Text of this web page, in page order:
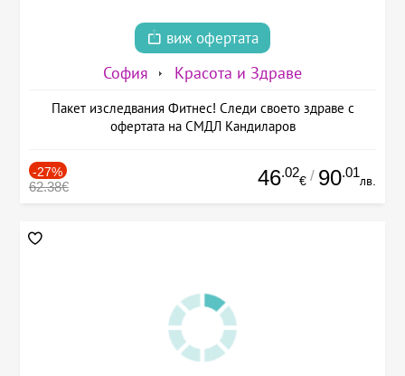
виж офертата
София Красота и Здраве
Пакет изследвания Фитнес! Следи своето здраве с
офертата на СМДЛ Кандиларов
-27%
62.38€ 46.02
€ / 90.01
лв.